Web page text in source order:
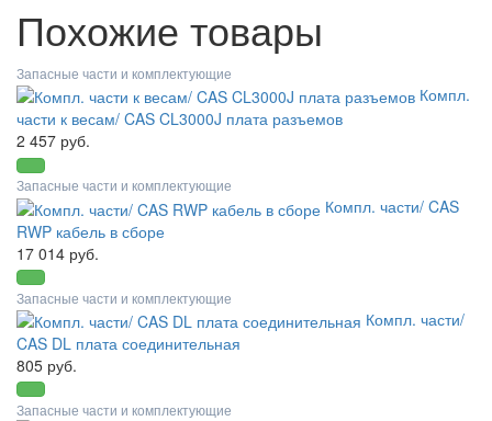
Похожие товары
Запасные части и комплектующие
Компл.
части к весам/ CAS CL3000J плата разъемов
2 457 руб.
Запасные части и комплектующие
Компл. части/ CAS
RWP кабель в сборе
17 014 руб.
Запасные части и комплектующие
Компл. части/
CAS DL плата соединительная
805 руб.
Запасные части и комплектующие